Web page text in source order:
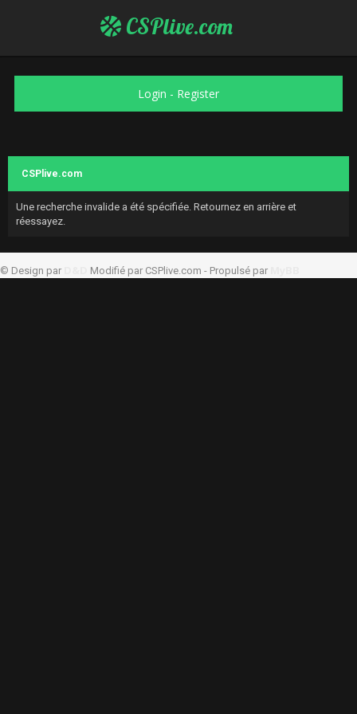
CSPlive.com
Login - Register
CSPlive.com
Une recherche invalide a été spécifiée. Retournez en arrière et
réessayez.
© Design par Modifié par CSPlive.com - Propulsé par